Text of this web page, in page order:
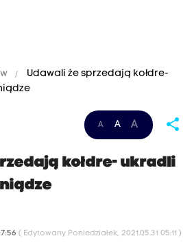
Udawali że sprzedają kołdre-
A A A share
kołdre- ukradli
( Edytowany Poniedziałek, 2021.05.31 05:11 )